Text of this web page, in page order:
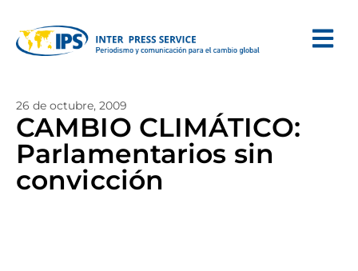
26 de octubre, 2009
CAMBIO CLIMÁTICO:
Parlamentarios sin
convicción